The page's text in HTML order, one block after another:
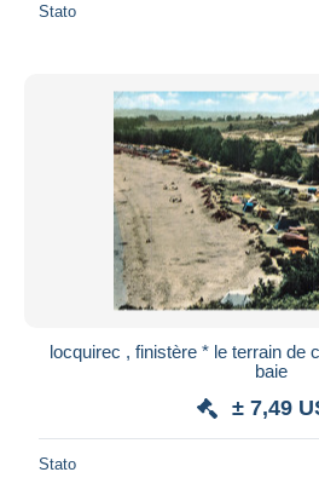
Stato
locquirec , finistère * le terrain de
baie
± 7,49
Stato